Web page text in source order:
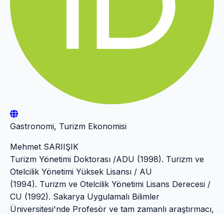
Gastronomi, Turizm Ekonomisi
Mehmet SARIIŞIK
Turizm Yönetimi Doktorası /ADU (1998). Turizm ve
Otelcilik Yönetimi Yüksek Lisansı / AU
(1994). Turizm ve Otelcilik Yönetimi Lisans Derecesi /
CU (1992). Sakarya Uygulamalı Bilimler
Üniversitesi'nde Profesör ve tam zamanlı araştırmacı,